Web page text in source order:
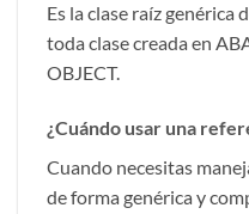
Es la clase raíz genérica
toda clase creada en
OBJECT.
¿Cuándo usar una
Cuando necesitas
de forma genérica y